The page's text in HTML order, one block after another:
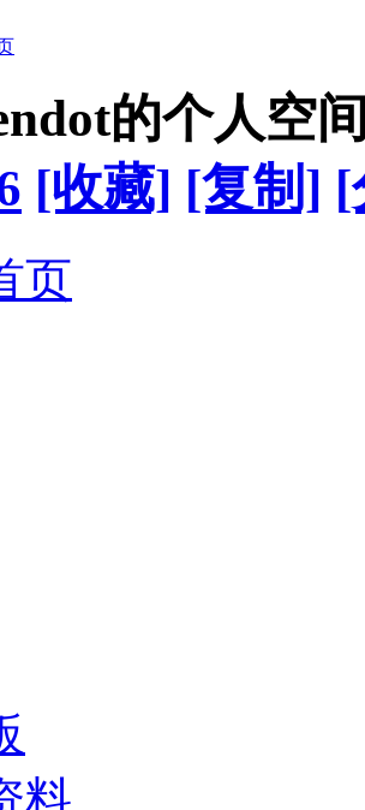
的个人空
[收藏] [复制] [
页
料